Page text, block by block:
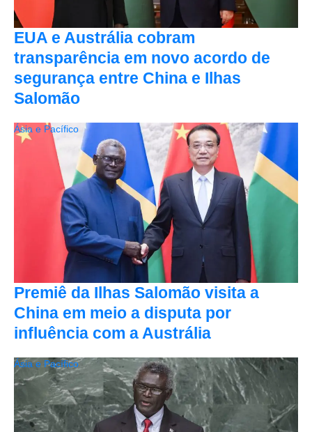
EUA e Austrália cobram
transparência em novo acordo de
segurança entre China e Ilhas
Salomão
Premiê da Ilhas Salomão visita a
China em meio a disputa por
influência com a Austrália
Ásia e Pacífico
Ásia e Pacífico